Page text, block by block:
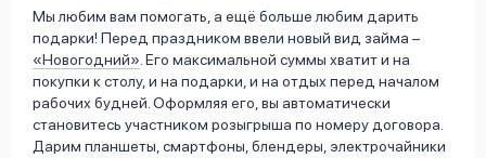
Мы любим вам помогать, а ещё больше любим дарить
подарки! Перед праздником ввели новый вид займа –
«Новогодний». Его максимальной суммы хватит и на
покупки к столу, и на подарки, и на отдых перед началом
рабочих будней. Оформляя его, вы автоматически
становитесь участником розыгрыша по номеру договора.
Дарим планшеты, смартфоны, блендеры, электрочайники
Оформить заявку
Войти под другим номером
Ответы
на
вопросы